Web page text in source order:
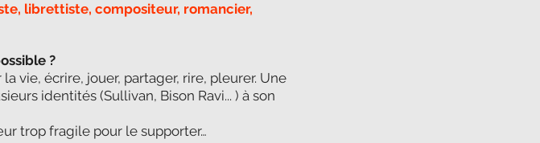
librettiste, compositeur, romancier,
?
vie, écrire, jouer, partager, rire, pleurer. Une
identités (Sullivan, Bison Ravi... ) à son
trop fragile pour le supporter…